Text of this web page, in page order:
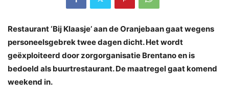
Restaurant ‘Bij Klaasje’ aan de Oranjebaan gaat wegens
personeelsgebrek twee dagen dicht. Het wordt
geëxploiteerd door zorgorganisatie Brentano en is
bedoeld als buurtrestaurant. De maatregel gaat komend
weekend in.